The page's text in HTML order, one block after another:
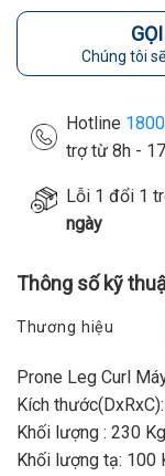
Chúng tôi
Hotline
trợ từ 8h -
Lỗi 1 đổi 1
ngày
Thông số kỹ
Thương hiệu
Prone Leg Curl
Kích
Khối lượng : 230 Kg
Khối lượng tạ: 100